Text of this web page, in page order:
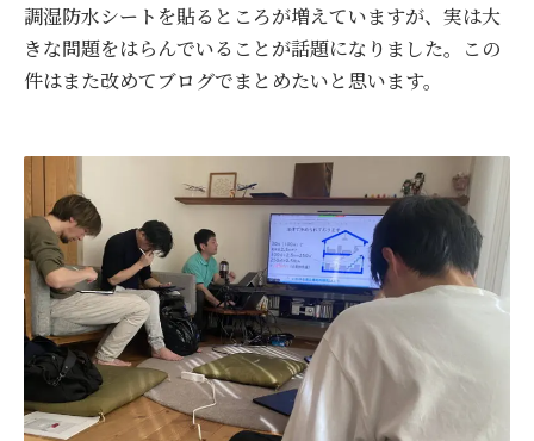
調湿防水シートを貼るところが増えていますが、実は大
きな問題をはらんでいることが話題になりました。この
件はまた改めてブログでまとめたいと思います。